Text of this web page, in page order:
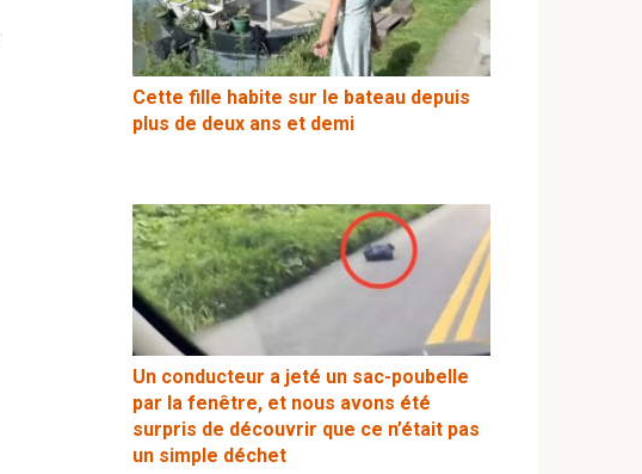
Cette fille habite sur le bateau depuis
plus de deux ans et demi
Un conducteur a jeté un sac-poubelle
par la fenêtre, et nous avons été
surpris de découvrir que ce n’était pas
un simple déchet